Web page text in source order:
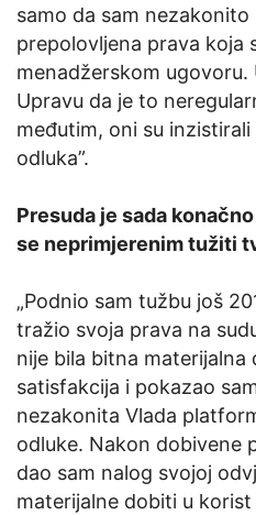
samo da sam nezakonito
prepolovljena prava koja
menadžerskom
Upravu da je to
međutim, oni su
odluka”.
Presuda je sada
se neprimjerenim tužiti
„Podnio sam tužbu još
tražio svoja prava na
nije bila bitna
satisfakcija i pokazao
nezakonita Vlada
odluke. Nakon dobivene
dao sam nalog svojoj
materijalne dobiti u